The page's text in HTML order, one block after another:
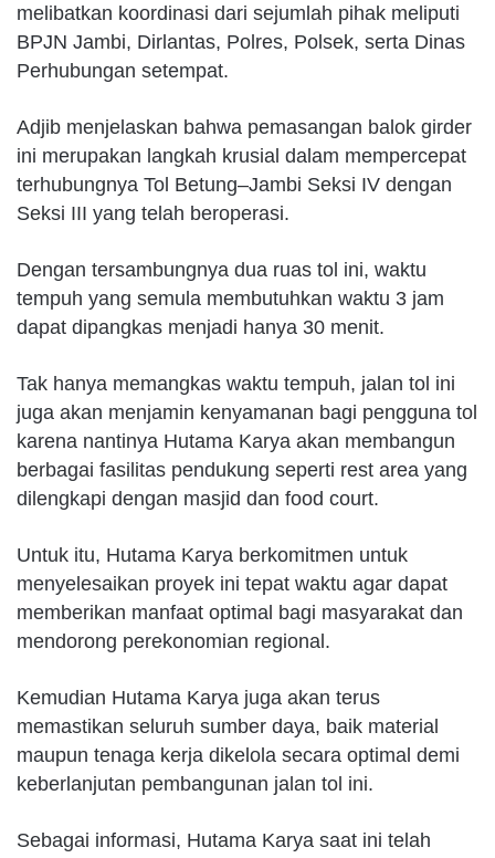
melibatkan koordinasi dari sejumlah pihak meliputi
BPJN Jambi, Dirlantas, Polres, Polsek, serta Dinas
Perhubungan setempat.
Adjib menjelaskan bahwa pemasangan balok girder
ini merupakan langkah krusial dalam mempercepat
terhubungnya Tol Betung–Jambi Seksi IV dengan
Seksi III yang telah beroperasi.
Dengan tersambungnya dua ruas tol ini, waktu
tempuh yang semula membutuhkan waktu 3 jam
dapat dipangkas menjadi hanya 30 menit.
Tak hanya memangkas waktu tempuh, jalan tol ini
juga akan menjamin kenyamanan bagi pengguna tol
karena nantinya Hutama Karya akan membangun
berbagai fasilitas pendukung seperti rest area yang
dilengkapi dengan masjid dan food court.
Untuk itu, Hutama Karya berkomitmen untuk
menyelesaikan proyek ini tepat waktu agar dapat
memberikan manfaat optimal bagi masyarakat dan
mendorong perekonomian regional.
Kemudian Hutama Karya juga akan terus
memastikan seluruh sumber daya, baik material
maupun tenaga kerja dikelola secara optimal demi
keberlanjutan pembangunan jalan tol ini.
Sebagai informasi, Hutama Karya saat ini telah